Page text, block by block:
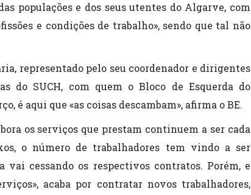
populações e dos seus utentes do Algarve, com
e condições de trabalho», sendo que tal não
representado pelo seu coordenador e dirigentes
do SUCH, com quem o Bloco de Esquerda do
é aqui que «as coisas descambam», afirma o BE.
os serviços que prestam continuem a ser cada
o número de trabalhadores tem vindo a ser
vai cessando os respectivos contratos. Porém, e
acaba por contratar novos trabalhadores,